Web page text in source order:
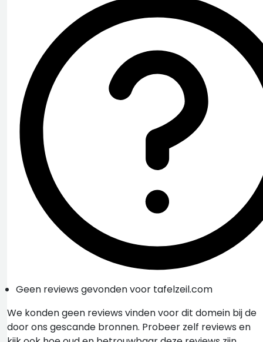
Geen reviews gevonden voor tafelzeil.com
We konden geen reviews vinden voor dit domein bij de
door ons gescande bronnen. Probeer zelf reviews en